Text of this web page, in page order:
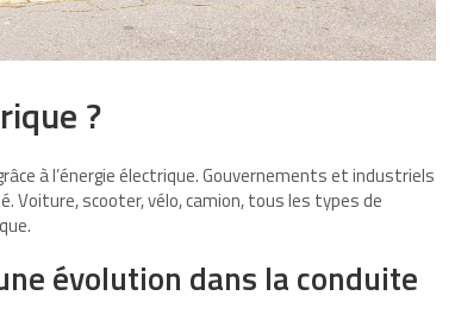
?
à l’énergie électrique. Gouvernements et industriels
Voiture, scooter, vélo, camion, tous les types de
évolution dans la conduite